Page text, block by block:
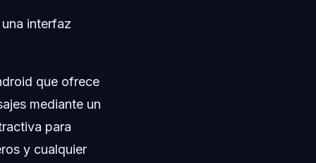
interfaz
que ofrece
mediante un
para
y cualquier